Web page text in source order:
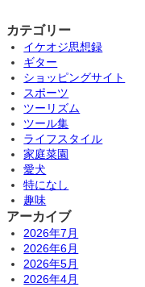
カテゴリー
イケオジ思想録
ギター
ショッピングサイト
スポーツ
ツーリズム
ツール集
ライフスタイル
家庭菜園
愛犬
特になし
趣味
アーカイブ
2026年7月
2026年6月
2026年5月
2026年4月